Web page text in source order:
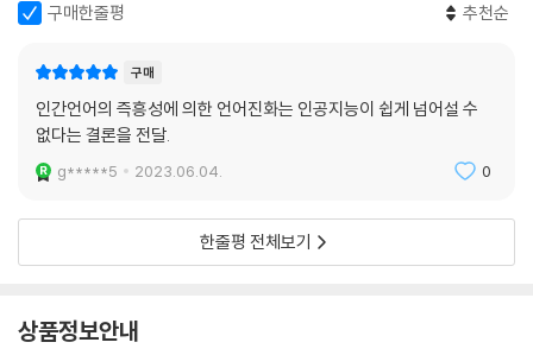
구매한줄평 추천순
구매
인간언어의 즉흥성에 의한 언어진화는 인공지능이 쉽게 넘어설 수
없다는 결론을 전달.
g*****5 2023.06.04. 0
한줄평 전체보기
상품정보안내